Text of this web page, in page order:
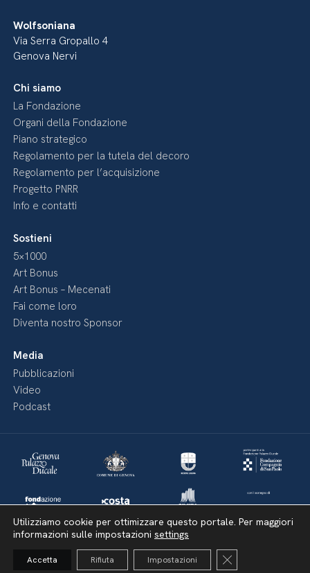
Wolfsoniana
Via Serra Gropallo 4
Genova Nervi
Chi siamo
La Fondazione
Organi della Fondazione
Piano strategico
Regolamento per la tutela del decoro
Regolamento per l’acquisizione
Progetto PNRR
Info e contatti
Sostieni
5×1000
Art Bonus
Art Bonus – Mecenati
Fai come loro
Diventa nostro Sponsor
Media
Pubblicazioni
Video
Podcast
Utilizziamo cookie per ottimizzare questo portale. Per maggiori
informazioni sulle impostazioni settings
Accetta Rifiuta Impostazioni Close GDPR